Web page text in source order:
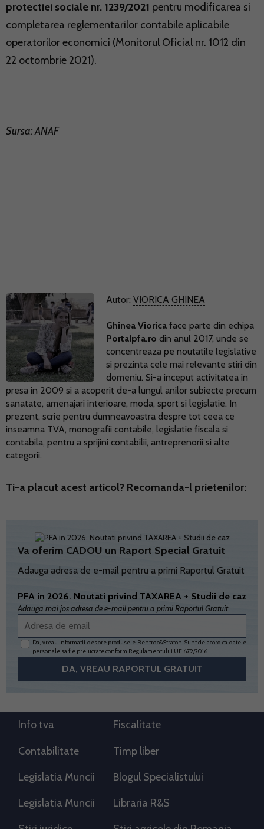
protectiei sociale nr. 1239/2021 pentru modificarea si
completarea reglementarilor contabile aplicabile
operatorilor economici (Monitorul Oficial nr. 1012 din
22 octombrie 2021).
Sursa: ANAF
Autor: VIORICA GHINEA
Ghinea Viorica face parte din echipa
Portalpfa.ro din anul 2017, unde se
concentreaza pe noutatile legislative
si prezinta cele mai relevante stiri din
domeniu. Si-a inceput activitatea in
presa in 2009 si a acoperit de-a lungul anilor subiecte precum
sanatate, amenajari interioare, moda, sport si legislatie. In
prezent, scrie pentru dumneavoastra despre tot ceea ce
inseamna TVA, monografii contabile, legislatie fiscala si
contabila, pentru a sprijini contabilii, antreprenorii si alte
categorii.
Ti-a placut acest articol? Recomanda-l prietenilor:
Va oferim CADOU un Raport Special Gratuit
Adauga adresa de e-mail pentru a primi Raportul Gratuit
PFA in 2026. Noutati privind TAXAREA + Studii de caz
Adauga mai jos adresa de e-mail pentru a primi Raportul Gratuit
Da, vreau informatii despre produsele Rentrop&Straton. Sunt de acord ca datele
personale sa fie prelucrate conform Regulamentului UE 679/2016
Info tva Fiscalitate
Contabilitate Timp liber
Legislatia Muncii Blogul Specialistului
Legislatia Muncii Libraria R&S